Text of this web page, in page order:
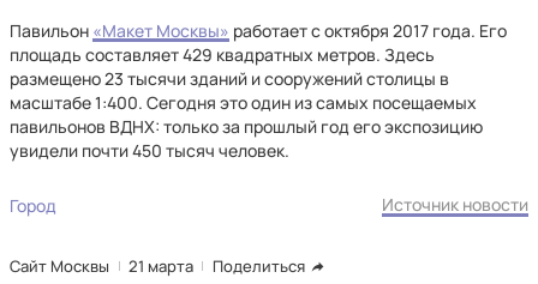
Павильон «Макет Москвы» работает с октября 2017 года. Его
площадь составляет 429 квадратных метров. Здесь
размещено 23 тысячи зданий и сооружений столицы в
масштабе 1:400. Сегодня это один из самых посещаемых
павильонов ВДНХ: только за прошлый год его экспозицию
увидели почти 450 тысяч человек.
Город Источник новости
Сайт Москвы 21 марта Поделиться